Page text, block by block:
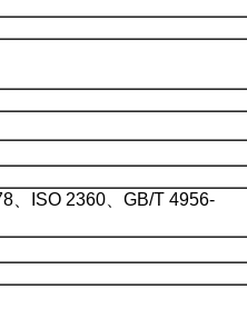
、ISO 2360、GB/T 4956-